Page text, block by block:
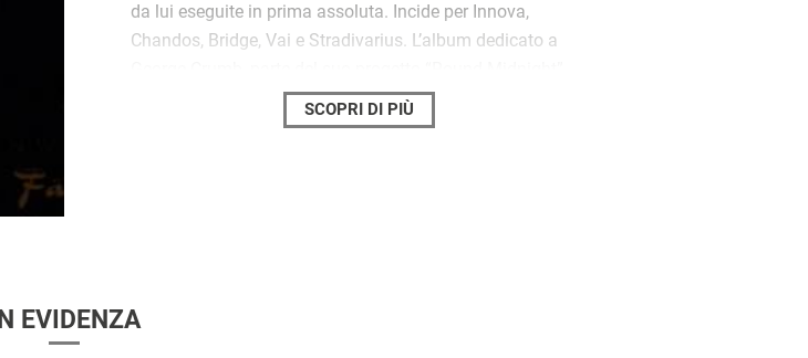
da lui eseguite in prima assoluta. Incide per Innova,
Chandos, Bridge, Vai e Stradivarius. L’album dedicato a
ha ricevuto la nomination per i Grammy Awards. Ha
pubblicato alcuni libri, fra i qualiMusica per pianoforte
SCOPRI DI PIÙ
IN EVIDENZA